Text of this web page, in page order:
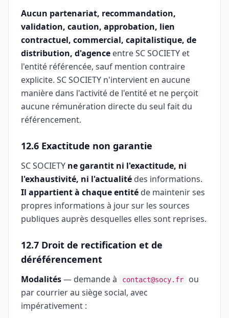
Aucun partenariat, recommandation,
validation, caution, approbation, lien
contractuel, commercial, capitalistique, de
distribution, d'agence entre SC SOCIETY et
l'entité référencée, sauf mention contraire
explicite. SC SOCIETY n'intervient en aucune
manière dans l'activité de l'entité et ne perçoit
aucune rémunération directe du seul fait du
référencement.
12.6 Exactitude non garantie
SC SOCIETY ne garantit ni l'exactitude, ni
l'exhaustivité, ni l'actualité des informations.
Il appartient à chaque entité de maintenir ses
propres informations à jour sur les sources
publiques auprès desquelles elles sont reprises.
12.7 Droit de rectification et de
déréférencement
Modalités— demande à contact@socy.fr
ou
par courrier au siège social, avec
impérativement :